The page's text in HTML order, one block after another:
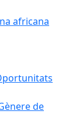
africana
de